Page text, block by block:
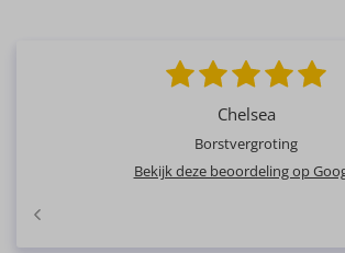
Chelsea
Borstvergroting
Bekijk deze beoordeling op